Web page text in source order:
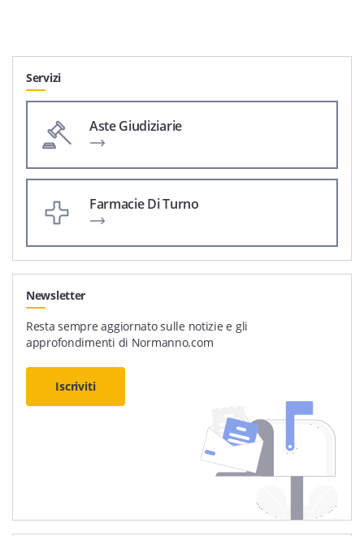
Servizi
Aste Giudiziarie
Farmacie Di Turno
Newsletter
Resta sempre aggiornato sulle notizie e gli
approfondimenti di Normanno.com
Iscriviti